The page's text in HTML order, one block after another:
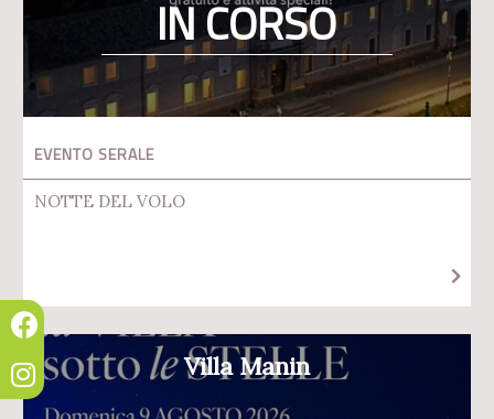
IN CORSO
EVENTO SERALE
NOTTE DEL VOLO
Villa Manin